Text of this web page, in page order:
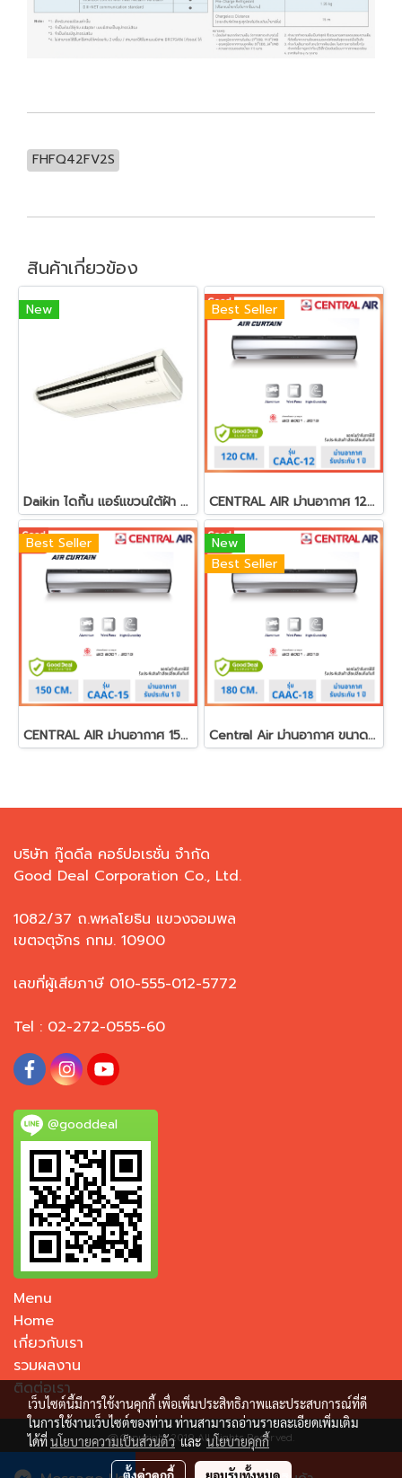
FHFQ42FV2S
สินค้าเกี่ยวข้อง
New
Daikin ไดกิ้น แอร์แขวนใต้ฝ้า 48000BTU ประหยัดไฟสูงสุดเบอร์ 5 รุ่น FHFQ48FV2S
Best Seller
CENTRAL AIR ม่านอากาศ 120 ซม. รุ่น CAAC-12
Best Seller
CENTRAL AIR ม่านอากาศ 150 ซม. รุ่น CAAC-15
New
Best Seller
Central Air ม่านอากาศ ขนาด 180 ซม. รุ่น CAAC-18
บริษัท กู๊ดดีล คอร์ปอเรชั่น จำกัด
Good Deal Corporation Co., Ltd.
1082/37 ถ.พหลโยธิน แขวงจอมพล
เขตจตุจักร กทม. 10900
เลขที่ผู้เสียภาษี 010-555-012-5772
Tel : 02-272-0555-60
@gooddeal
Menu
Home
เกี่ยวกับเรา
รวมผลงาน
ติดต่อเรา
@ Copyright 2019 All Rights Reserved.
ผู้เข้าชมวันนี้ 905
เว็บไซต์นี้มีการใช้งานคุกกี้ เพื่อเพิ่มประสิทธิภาพและประสบการณ์ที่ดี
ในการใช้งานเว็บไซต์ของท่าน ท่านสามารถอ่านรายละเอียดเพิ่มเติม
ได้ที่นโยบายความเป็นส่วนตัวและนโยบายคุกกี้